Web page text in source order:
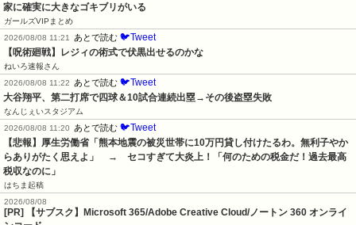
家に確実に大きなゴキブリがいる
ガールズVIPまとめ
2026/08/08 11:21
あとで読む 🐦Tweet
【呪術廻戦】レジィの術式で伏黒出せるのかな
ねいろ速報さん
2026/08/08 11:22
あとで読む 🐦Tweet
大谷翔平、第二打席で四球＆10試合連続出塁→その後盗塁失敗
なんじぇいスタジアム
2026/08/08 11:20
あとで読む 🐦Tweet
【悲報】厚生労働省「熊本地震の被災世帯に10万円貸し付けたるわ。無利子やか
らありがたく思えよ」　→　セコすぎて大炎上！「何のための税金だ！過去最高
税収なのに」
はちま起稿
2026/08/08
[PR] 【サブスク】Microsoft 365/Adobe Creative Cloud/ノートン 360 オンライ